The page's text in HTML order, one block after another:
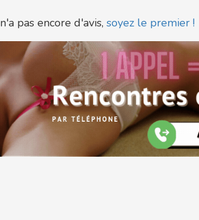
n'a pas encore d'avis, soyez le premier !